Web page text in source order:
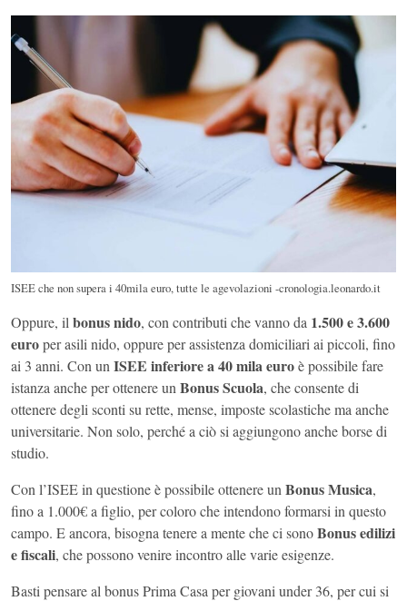
ISEE che non supera i 40mila euro, tutte le agevolazioni -cronologia.leonardo.it
Oppure, il bonus nido, con contributi che vanno da 1.500 e 3.600
europer asili nido, oppure per assistenza domiciliari ai piccoli, fino
ai 3 anni. Con un ISEE inferiore a 40 mila euroè possibile fare
istanza anche per ottenere un Bonus Scuola, che consente di
ottenere degli sconti su rette, mense, imposte scolastiche ma anche
universitarie. Non solo, perché a ciò si aggiungono anche borse di
studio.
Con l’ISEE in questione è possibile ottenere un Bonus Musica,
fino a 1.000€ a figlio, per coloro che intendono formarsi in questo
campo. E ancora, bisogna tenere a mente che ci sonoBonus edilizi
e fiscali, che possono venire incontro alle varie esigenze.
Basti pensare al bonus Prima Casa per giovani under 36, per cui si